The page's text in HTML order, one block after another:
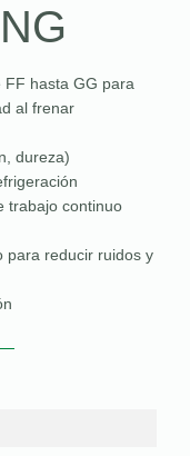
FF hasta GG para
al frenar
dureza)
trabajo continuo
para reducir ruidos y